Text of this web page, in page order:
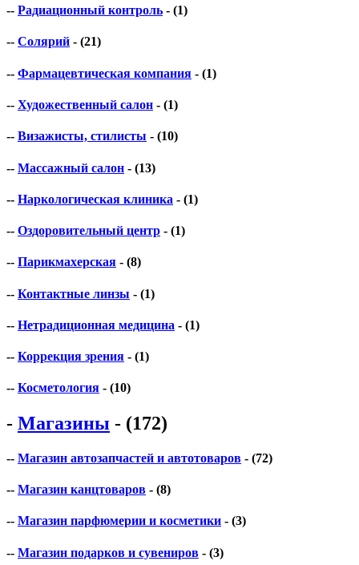
-- Радиационный контроль - (1)
-- Солярий - (21)
-- Фармацевтическая компания - (1)
-- Художественный салон - (1)
-- Визажисты, стилисты - (10)
-- Массажный салон - (13)
-- Наркологическая клиника - (1)
-- Оздоровительный центр - (1)
-- Парикмахерская - (8)
-- Контактные линзы - (1)
-- Нетрадиционная медицина - (1)
-- Коррекция зрения - (1)
-- Косметология - (10)
- Магазины - (172)
-- Магазин автозапчастей и автотоваров - (72)
-- Магазин канцтоваров - (8)
-- Магазин парфюмерии и косметики - (3)
-- Магазин подарков и сувениров - (3)